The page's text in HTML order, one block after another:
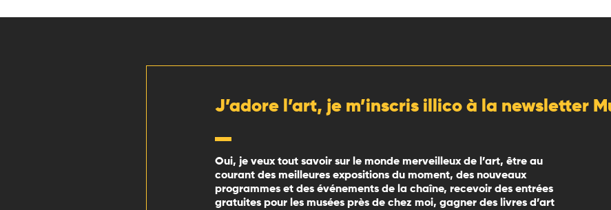
J’adore l’art, je m’inscris illico à la newsletter
Oui, je veux tout savoir sur le monde merveilleux de l’art, être au
courant des meilleures expositions du moment, des nouveaux
programmes et des événements de la chaîne, recevoir des entrées
gratuites pour les musées près de chez moi, gagner des livres d’art